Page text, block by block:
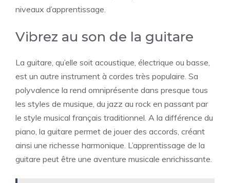
niveaux d’apprentissage.
Vibrez au son de la guitare
La guitare, qu’elle soit acoustique, électrique ou basse,
est un autre instrument à cordes très populaire. Sa
polyvalence la rend omniprésente dans presque tous
les styles de musique, du jazz au rock en passant par
le style musical français traditionnel. A la différence du
piano, la guitare permet de jouer des accords, créant
ainsi une richesse harmonique. L’apprentissage de la
guitare peut être une aventure musicale enrichissante.